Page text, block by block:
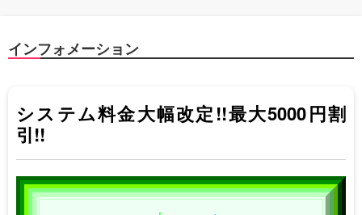
インフォメーション
システム料金大幅改定!!最大5000円割
引!!